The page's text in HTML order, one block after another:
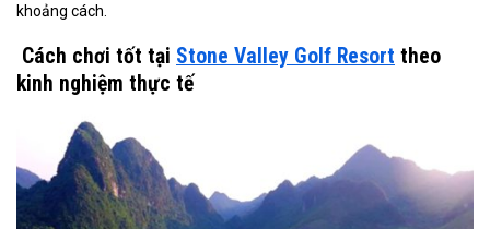
khoảng cách.
Cách chơi tốt tại Stone Valley Golf Resort theo
kinh nghiệm thực tế